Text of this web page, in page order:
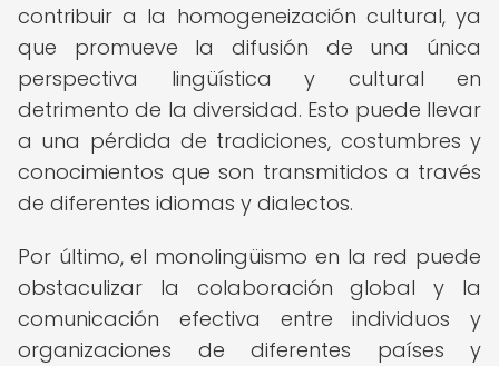
contribuir a la homogeneización cultural, ya
que promueve la difusión de una única
perspectiva lingüística y cultural en
detrimento de la diversidad. Esto puede llevar
a una pérdida de tradiciones, costumbres y
conocimientos que son transmitidos a través
de diferentes idiomas y dialectos.
Por último, el monolingüismo en la red puede
obstaculizar la colaboración global y la
comunicación efectiva entre individuos y
organizaciones de diferentes países y